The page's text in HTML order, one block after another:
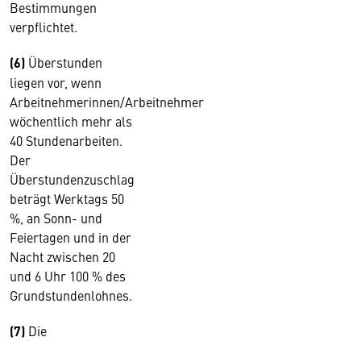
Bestimmungen
verpflichtet.
(6) Überstunden
liegen vor, wenn
Arbeitnehmerinnen/Arbeitnehmer
wöchentlich mehr als
40 Stundenarbeiten.
Der
Überstundenzuschlag
beträgt Werktags 50
%, an Sonn- und
Feiertagen und in der
Nacht zwischen 20
und 6 Uhr 100 % des
Grundstundenlohnes.
(7) Die